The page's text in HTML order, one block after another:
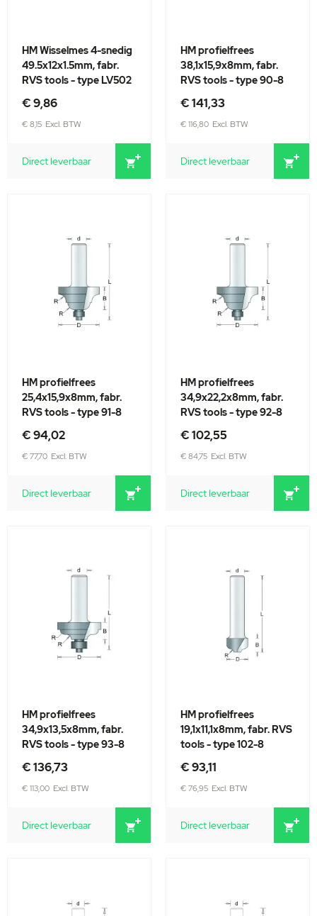
HM Wisselmes 4-snedig
49.5x12x1.5mm, fabr.
RVS tools - type LV502
€ 9,86
€ 8,15
Direct leverbaar
HM profielfrees
38,1x15,9x8mm, fabr.
RVS tools - type 90-8
€ 141,33
€ 116,80
Direct leverbaar
HM profielfrees
25,4x15,9x8mm, fabr.
RVS tools - type 91-8
€ 94,02
€ 77,70
Direct leverbaar
HM profielfrees
34,9x22,2x8mm, fabr.
RVS tools - type 92-8
€ 102,55
€ 84,75
Direct leverbaar
HM profielfrees
34,9x13,5x8mm, fabr.
RVS tools - type 93-8
€ 136,73
€ 113,00
Direct leverbaar
HM profielfrees
19,1x11,1x8mm, fabr. RVS
tools - type 102-8
€ 93,11
€ 76,95
Direct leverbaar